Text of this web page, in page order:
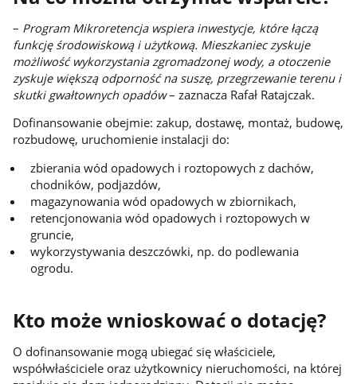
– Program Mikroretencja wspiera inwestycje, które łączą
funkcję środowiskową i użytkową. Mieszkaniec zyskuje
możliwość wykorzystania zgromadzonej wody, a otoczenie
zyskuje większą odporność na suszę, przegrzewanie terenu i
skutki gwałtownych opadów– zaznacza Rafał Ratajczak.
Dofinansowanie obejmie: zakup, dostawę, montaż, budowę,
rozbudowę, uruchomienie instalacji do:
zbierania wód opadowych i roztopowych z dachów,
chodników, podjazdów,
magazynowania wód opadowych w zbiornikach,
retencjonowania wód opadowych i roztopowych w
gruncie,
wykorzystywania deszczówki, np. do podlewania
ogrodu.
Kto może wnioskować o dotację?
O dofinansowanie mogą ubiegać się właściciele,
współwłaściciele oraz użytkownicy nieruchomości, na której